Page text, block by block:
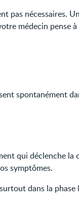
pas nécessaires.
médecin pense à
spontanément
qui déclenche la
symptômes.
dans la phase